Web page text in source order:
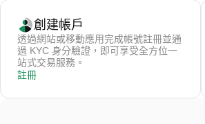
創建帳戶
透過網站或移動應用完成帳號註冊並通
過 KYC 身分驗證，即可享受全方位一
站式交易服務。
註冊